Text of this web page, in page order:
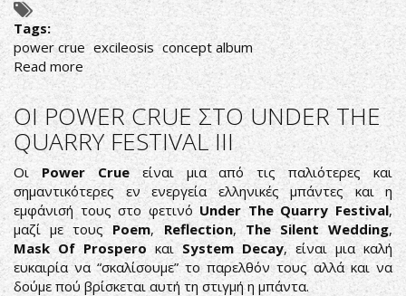
Tags:
power crue excileosis concept album
Read moreabout
THE
CRUE
IS
BACK
FOR
EXCILEOSIS
ΟΙ POWER CRUE ΣΤΟ UNDER THE
QUARRY FESTIVAL III
Οι Power Crueείναι μια από τις παλιότερες και
σημαντικότερες εν ενεργεία ελληνικές μπάντες και η
εμφάνισή τους στο φετινό Under The Quarry Festival,
μαζί με τους Poem,Reflection,The Silent Wedding,
Mask Of Prospero καιSystem Decay, είναι μια καλή
ευκαιρία να “σκαλίσουμε” το παρελθόν τους αλλά και να
δούμε πού βρίσκεται αυτή τη στιγμή η μπάντα.